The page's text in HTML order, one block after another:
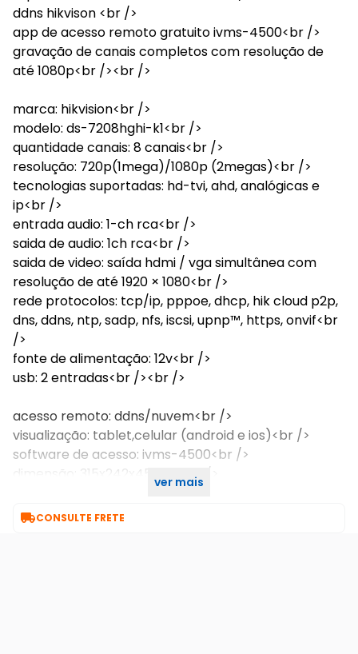
ddns hikvison <br />
app de acesso remoto gratuito ivms-4500<br />
gravação de canais completos com resolução de
até 1080p<br /><br />
marca: hikvision<br />
modelo: ds-7208hghi-k1<br />
quantidade canais: 8 canais<br />
resolução: 720p(1mega)/1080p (2megas)<br />
tecnologias suportadas: hd-tvi, ahd, analógicas e
ip<br />
entrada audio: 1-ch rca<br />
saida de audio: 1ch rca<br />
saida de video: saída hdmi / vga simultânea com
resolução de até 1920 × 1080<br />
rede protocolos: tcp/ip, pppoe, dhcp, hik cloud p2p,
dns, ddns, ntp, sadp, nfs, iscsi, upnp™, https, onvif<br
/>
fonte de alimentação: 12v<br />
usb: 2 entradas<br /><br />
acesso remoto: ddns/nuvem<br />
visualização: tablet,celular (android e ios)<br />
software de acesso: ivms-4500<br />
dimensão: 315x242x45 mm<br />
ver mais
CONSULTE FRETE